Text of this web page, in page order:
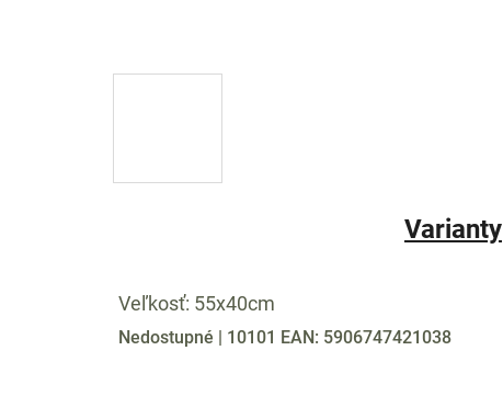
Varianty
Veľkosť: 55x40cm
Nedostupné | 10101 EAN: 5906747421038